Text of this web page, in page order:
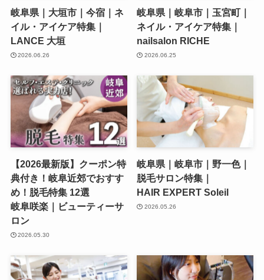
岐阜県｜大垣市｜今宿｜ネ
イル・アイケア特集｜
LANCE 大垣
2026.06.26
岐阜県｜岐阜市｜玉宮町｜
ネイル・アイケア特集｜
nailsalon RICHE
2026.06.25
【2026最新版】クーポン特
典付き！岐阜近郊でおすす
め！脱毛特集 12選
岐阜咲楽｜ビューティーサ
ロン
2026.05.30
岐阜県｜岐阜市｜野一色｜
脱毛サロン特集｜
HAIR EXPERT Soleil
2026.05.26